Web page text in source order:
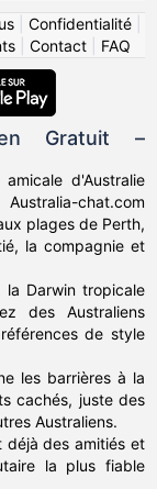
Confidentialité
| Contact| FAQ
Gratuit –
d'Australie
chat.com
plages de Perth,
la compagnie et
la Darwin tropicale
des Australiens
de style
les barrières à la
cachés, juste des
Australiens.
déjà des amitiés et
la plus fiable